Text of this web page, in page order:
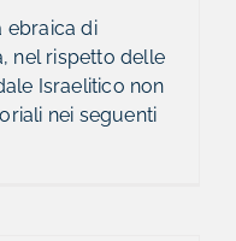
ebraica di
nel rispetto delle
Israelitico non
nei seguenti